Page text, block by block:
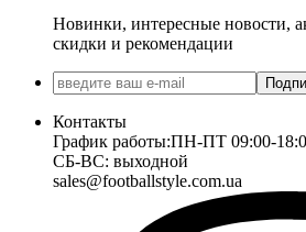
Новинки, интересные новости,
скидки и рекомендации
Контакты
График работы:ПН-ПТ 09:00-
СБ-ВС: выходной
sales@footballstyle.com.ua